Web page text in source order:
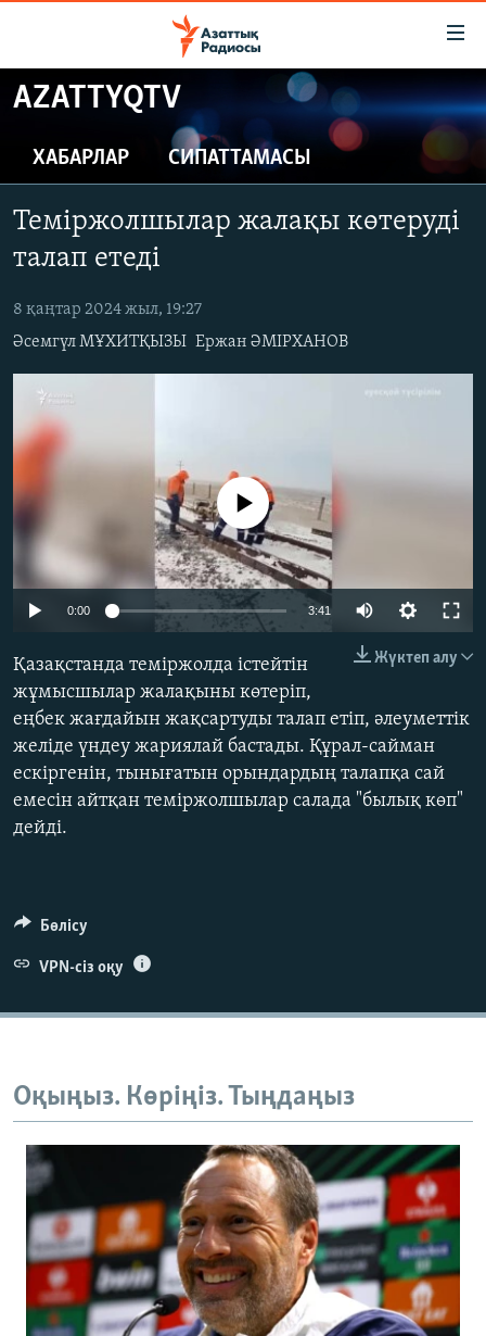
Skip
to
content
to
main
Skip
to
ЖАҢАЛЫҚТАР
САЯСАТ
ҚАҢТАР ОҚИҒАСЫ
АДАМ ҚҰҚЫҚТАРЫ
ӘЛЕУМЕТ
ӘЛЕМ
АРНАЙЫ ЖОБАЛАР
Русский
ЖАЗЫЛЫҢЫЗ
Басқа тілдерде
AZATTYQTV
ХАБАРЛАР СИПАТТАМАСЫ
Теміржолшылар жалақы көтеруді
талап етеді
8 қаңтар 2024 жыл, 19:27
Әсемгүл МҰХИТҚЫЗЫ Ержан ӘМІРХАНОВ
Auto 240p 480p
1080p
No media source currently available
0:00 3:41
480p
1080p
Жүктеп алу
Қазақстанда теміржолда істейтін
жұмысшылар жалақыны көтеріп,
еңбек жағдайын жақсартуды талап етіп, әлеуметтік
желіде үндеу жариялай бастады. Құрал-сайман
ескіргенін, тынығатын орындардың талапқа сай
емесін айтқан теміржолшылар салада "былық көп"
дейді.
Бөлісу
VPN-сіз оқу
Оқыңыз. Көріңіз. Тыңдаңыз